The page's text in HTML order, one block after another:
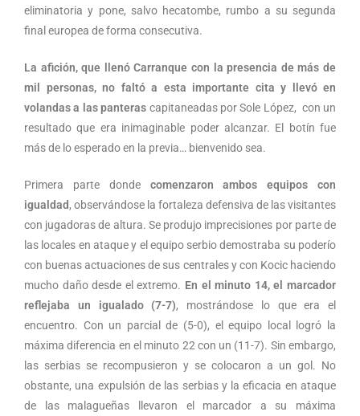
eliminatoria y pone, salvo hecatombe, rumbo a su segunda
final europea de forma consecutiva.
La afición, que llenó Carranque con la presencia de más de
mil personas, no faltó a esta importante cita y llevó en
volandas a las panteras capitaneadas por Sole López, con un
resultado que era inimaginable poder alcanzar. El botín fue
más de lo esperado en la previa… bienvenido sea.
Primera parte donde comenzaron ambos equipos con
igualdad, observándose la fortaleza defensiva de las visitantes
con jugadoras de altura. Se produjo imprecisiones por parte de
las locales en ataque y el equipo serbio demostraba su poderío
con buenas actuaciones de sus centrales y con Kocic haciendo
mucho daño desde el extremo. En el minuto 14, el marcador
reflejaba un igualado (7-7), mostrándose lo que era el
encuentro. Con un parcial de (5-0), el equipo local logró la
máxima diferencia en el minuto 22 con un (11-7). Sin embargo,
las serbias se recompusieron y se colocaron a un gol. No
obstante, una expulsión de las serbias y la eficacia en ataque
de las malagueñas llevaron el marcador a su máxima